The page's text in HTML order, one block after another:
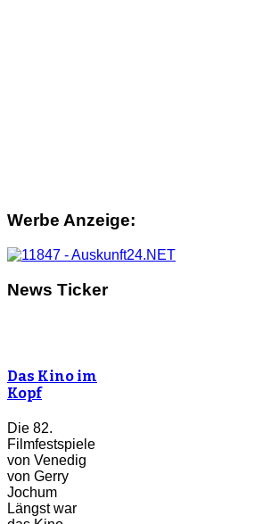
Werbe Anzeige:
News Ticker
Das Kino im
Kopf
Die 82.
Filmfestspiele
von Venedig
von Gerry
Jochum
Längst war